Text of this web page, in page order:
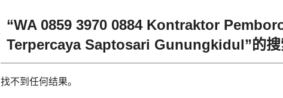
“WA 0859 3970 0884 Kontraktor
Terpercaya Saptosari Gunungkidul”的搜
找不到任何结果。